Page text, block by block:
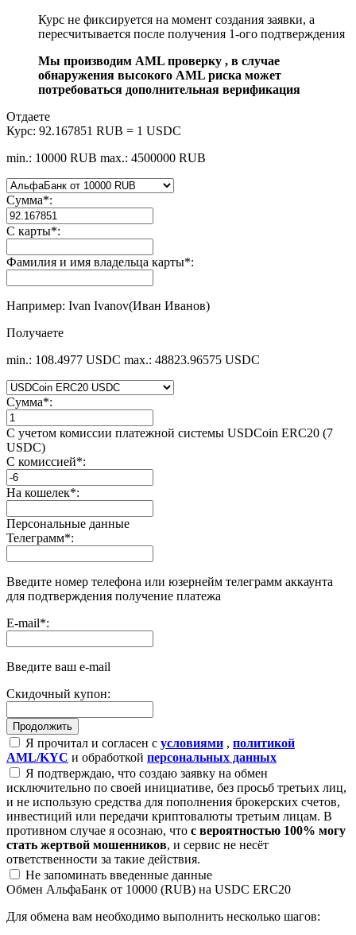
Курс не фиксируется на момент создания заявки, а
пересчитывается после получения 1-ого подтверждения
Мы производим AML проверку , в случае
обнаружения высокого AML риска может
потребоваться дополнительная верификация
Отдаете
Курс: 92.167851 RUB = 1 USDC
min.: 10000 RUB max.: 4500000 RUB
Сумма*:
С карты*:
Фамилия и имя владельца карты*:
Например: Ivan Ivanov(Иван Иванов)
Получаете
min.: 108.4977 USDC max.: 48823.96575 USDC
Сумма*:
С учетом комиссии платежной системы USDCoin ERC20 (7
USDC)
С комиссией*:
На кошелек*:
Персональные данные
Телеграмм*:
Введите номер телефона или юзернейм телеграмм аккаунта
для подтверждения получение платежа
E-mail*:
Введите ваш e-mail
Скидочный купон:
Я прочитал и согласен с условиями , политикой
AML/KYC и обработкой персональных данных
Я подтверждаю, что создаю заявку на обмен
исключительно по своей инициативе, без просьб третьих лиц,
и не использую средства для пополнения брокерских счетов,
инвестиций или передачи криптовалюты третьим лицам. В
противном случае я осознаю, что с вероятностью 100% могу
стать жертвой мошенников, и сервис не несёт
ответственности за такие действия.
Не запоминать введенные данные
Обмен АльфаБанк от 10000 (RUB) на USDC ERC20
Для обмена вам необходимо выполнить несколько шагов: